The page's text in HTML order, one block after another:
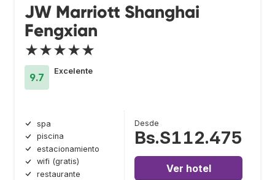
JW Marriott Shanghai
Fengxian
★★★★★
9.7
Excelente
spa
piscina
estacionamiento
wifi (gratis)
restaurante
Desde
Bs.S112.475
Ver hotel